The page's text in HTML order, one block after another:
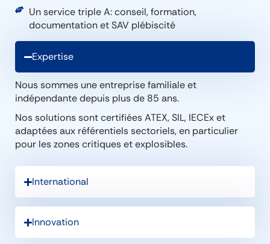
Un service triple A: conseil, formation,
documentation et SAV plébiscité
Expertise
Nous sommes une entreprise familiale et
indépendante depuis plus de 85 ans.
Nos solutions sont certifiées ATEX, SIL, IECEx et
adaptées aux référentiels sectoriels, en particulier
pour les zones critiques et explosibles.
International
Innovation